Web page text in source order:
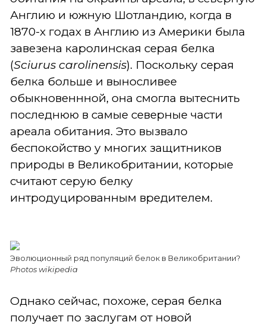
Англию и южную Шотландию, когда в
1870-х годах в Англию из Америки была
завезена каролинская серая белка
(Sciurus carolinensis). Поскольку серая
белка больше и выносливее
обыкновеннной, она смогла вытеснить
последнюю в самые северные части
ареала обитания. Это вызвало
беспокойство у многих защитников
природы в Великобритании, которые
считают серую белку
интродуцированным вредителем.
Эволюционный ряд популяций белок в Великобритании?
Photos wikipedia
Однако сейчас, похоже, серая белка
получает по заслугам от новой